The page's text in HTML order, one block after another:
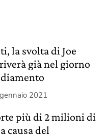
la svolta di Joe
già nel giorno
2021
più di 2 milioni di
causa del